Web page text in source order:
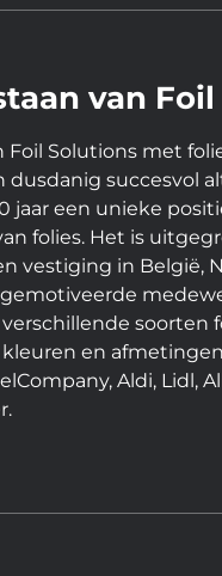
van
Foil Solutions met
dusdanig succesvol
jaar een unieke
folies. Het is
vestiging in België,
soorten
en
Aldi, Lidl,